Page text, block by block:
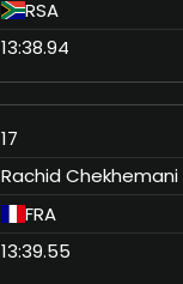
RSA
13:38.94
17
Rachid Chekhemani
FRA
13:39.55